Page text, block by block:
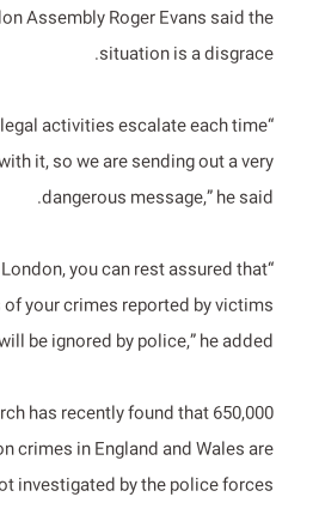
Assembly Roger Evans said the
situation is a disgrace.
activities escalate each time
it, so we are sending out a very
dangerous message,” he said.
London, you can rest assured that
your crimes reported by victims
be ignored by police,” he added.
has recently found that 650,000
crimes in England and Wales are
investigated by the police forces.